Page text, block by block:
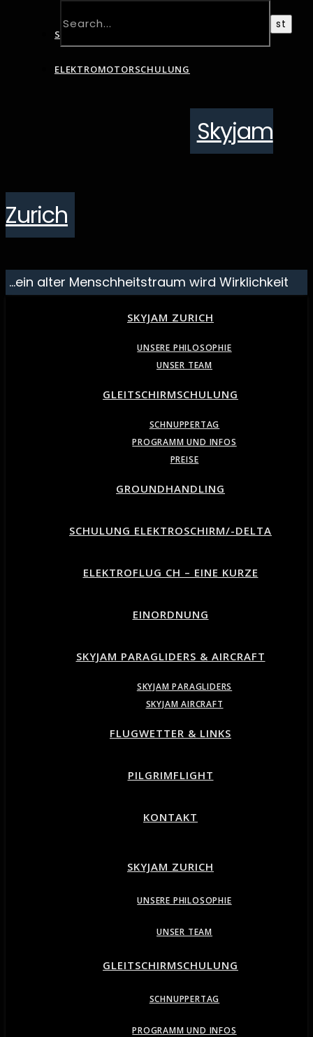
SCHNUPPERTAG
ELEKTROMOTORSCHULUNG
Skyjam
Zurich
…ein alter Menschheitstraum wird Wirklichkeit
SKYJAM ZURICH
UNSERE PHILOSOPHIE
UNSER TEAM
GLEITSCHIRMSCHULUNG
SCHNUPPERTAG
PROGRAMM UND INFOS
PREISE
GROUNDHANDLING
SCHULUNG ELEKTROSCHIRM/-DELTA
ELEKTROFLUG CH – EINE KURZE
EINORDNUNG
SKYJAM PARAGLIDERS & AIRCRAFT
SKYJAM PARAGLIDERS
SKYJAM AIRCRAFT
FLUGWETTER & LINKS
PILGRIMFLIGHT
KONTAKT
SKYJAM ZURICH
UNSERE PHILOSOPHIE
UNSER TEAM
GLEITSCHIRMSCHULUNG
SCHNUPPERTAG
PROGRAMM UND INFOS